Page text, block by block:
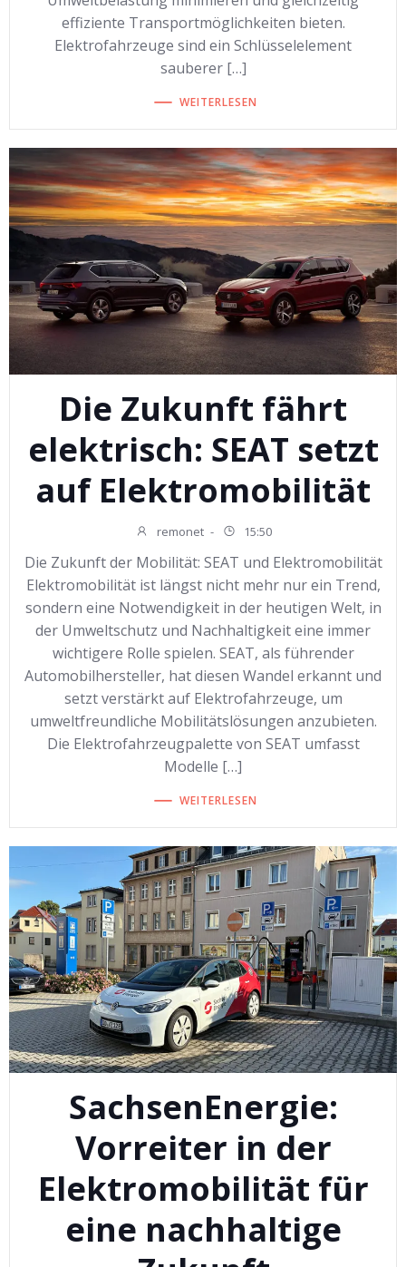
effiziente Transportmöglichkeiten bieten.
Elektrofahrzeuge sind ein Schlüsselelement
sauberer […]
WEITERLESEN
Die Zukunft fährt
elektrisch: SEAT setzt
auf Elektromobilität
remonet - 15:50
Die Zukunft der Mobilität: SEAT und Elektromobilität
Elektromobilität ist längst nicht mehr nur ein Trend,
sondern eine Notwendigkeit in der heutigen Welt, in
der Umweltschutz und Nachhaltigkeit eine immer
wichtigere Rolle spielen. SEAT, als führender
Automobilhersteller, hat diesen Wandel erkannt und
setzt verstärkt auf Elektrofahrzeuge, um
umweltfreundliche Mobilitätslösungen anzubieten.
Die Elektrofahrzeugpalette von SEAT umfasst
Modelle […]
WEITERLESEN
SachsenEnergie:
Vorreiter in der
Elektromobilität für
eine nachhaltige